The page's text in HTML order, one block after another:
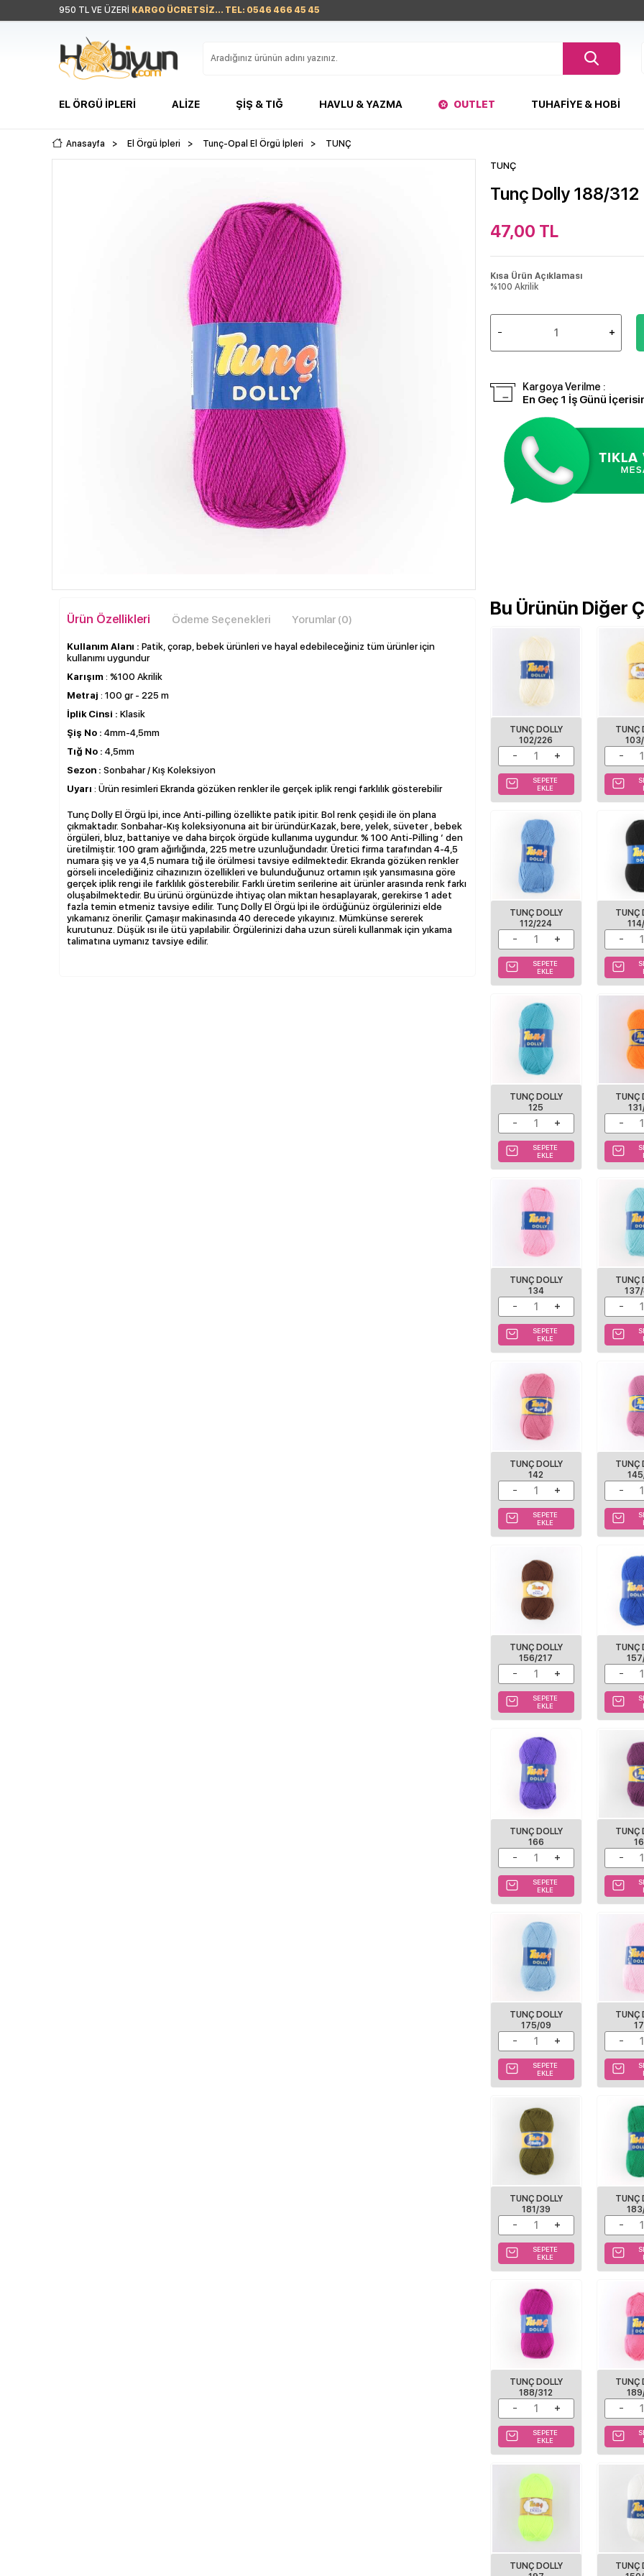
950 TL VE ÜZERİ KARGO ÜCRETSİZ... TEL: 0546 466 45 45
EL ÖRGÜ İPLERI ALIZE ŞIŞ & TIĞ HAVLU & YAZMA OUTLET TUHAFIYE & HOBI
Anasayfa > El Örgü İpleri > Tunç-Opal El Örgü İpleri > TUNÇ
TUNÇ
Tunç Dolly 188/312
47,00 TL
Kısa Ürün Açıklaması
%100 Akrilik
Kargoya Verilme :
En Geç 1 İş Günü
Ürün Özellikleri Ödeme Seçenekleri Yorumlar (0)
Kullanım Alanı : Patik, çorap, bebek ürünleri ve hayal edebileceğiniz tüm ürünler için
kullanımı uygundur
Karışım : %100 Akrilik
Metraj : 100 gr - 225 m
İplik Cinsi : Klasik
Şiş No : 4mm-4,5mm
Tığ No : 4,5mm
Sezon : Sonbahar / Kış Koleksiyon
Uyarı : Ürün resimleri Ekranda gözüken renkler ile gerçek iplik rengi farklılık gösterebilir
Tunç Dolly El Örgü İpi, ince Anti-pilling özellikte patik ipitir. Bol renk çeşidi ile ön plana
çıkmaktadır. Sonbahar-Kış koleksiyonuna ait bir üründür.Kazak, bere, yelek, süveter , bebek
örgüleri, bluz, battaniye ve daha birçok örgüde kullanıma uygundur. % 100 Anti-Pilling ‘ den
üretilmiştir. 100 gram ağırlığında, 225 metre uzunluğundadır. Üretici firma tarafından 4-4,5
numara şiş ve ya 4,5 numara tığ ile örülmesi tavsiye edilmektedir. Ekranda gözüken renkler
görseli incelediğiniz cihazınızın özellikleri ve bulunduğunuz ortamın ışık yansımasına göre
gerçek iplik rengi ile farklılık gösterebilir. Farklı üretim serilerine ait ürünler arasında renk farkı
oluşabilmektedir. Bu ürünü örgünüzde ihtiyaç olan miktarı hesaplayarak, gerekirse 1 adet
fazla temin etmeniz tavsiye edilir. Tunç Dolly El Örgü İpi ile ördüğünüz örgülerinizi elde
yıkamanız önerilir. Çamaşır makinasında 40 derecede yıkayınız. Mümkünse sererek
kurutunuz. Düşük ısı ile ütü yapılabilir. Örgülerinizi daha uzun süreli kullanmak için yıkama
talimatına uymanız tavsiye edilir.
Bu Ürünün Diğer
TUNÇ DOLLY
102/226
SEPETE
EKLE
TUNÇ
TUNÇ DOLLY
112/224
SEPETE
EKLE
TUNÇ
TUNÇ DOLLY
125
SEPETE
EKLE
TUNÇ
TUNÇ DOLLY
134
SEPETE
EKLE
TUNÇ
TUNÇ DOLLY
142
SEPETE
EKLE
TUNÇ
TUNÇ DOLLY
156/217
SEPETE
EKLE
TUNÇ
TUNÇ DOLLY
166
SEPETE
EKLE
TUNÇ
TUNÇ DOLLY
175/09
SEPETE
EKLE
TUNÇ
TUNÇ DOLLY
181/39
SEPETE
EKLE
TUNÇ
TUNÇ DOLLY
188/312
SEPETE
EKLE
TUNÇ
TUNÇ DOLLY
TUNÇ